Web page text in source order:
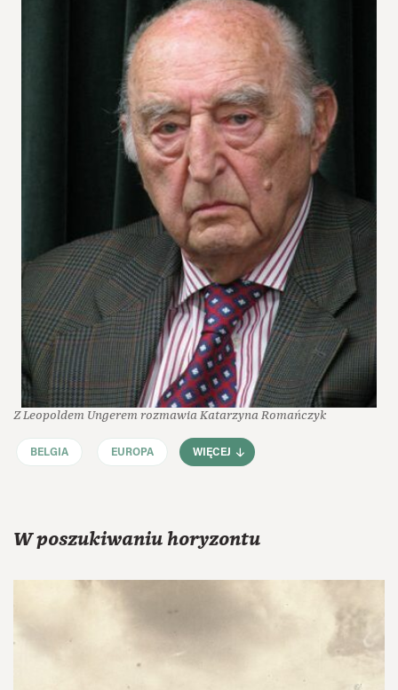
Z Leopoldem Ungerem rozmawia Katarzyna Romańczyk
BELGIA EUROPA WIĘCEJ
W poszukiwaniu horyzontu